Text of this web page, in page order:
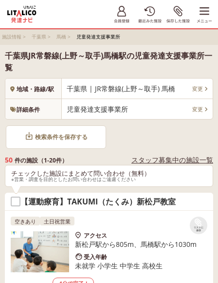
施設情報 > 千葉県 > 馬橋 > 児童発達支援事業所
千葉県JR常磐線(上野～取手)馬橋駅の児童発達支援事業所一
覧
地域・路線/駅 千葉県 | JR常磐線(上野～取手) 馬橋 変更
詳細条件 児童発達支援事業所 変更
検索条件を保存する
50 件の施設（1-20件） スタッフ募集中の施設一覧
チェックした施設にまとめて問い合わせ（無料）
※営業・調査を目的としたお問い合わせはご遠慮ください
【運動療育】TAKUMI（たくみ）新松戸教室
リストに
保存
空きあり 土日祝営業
アクセス
新松戸駅から805m、馬橋駅から1030m
受入年齢
未就学 小学生 中学生 高校生